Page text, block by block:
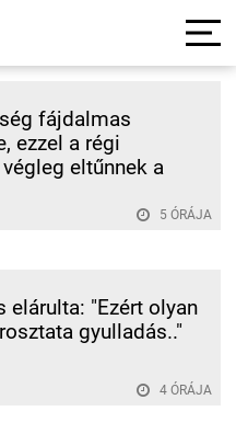
fájdalmas
ezzel a régi
eltűnnek a
5 ÓRÁJA
elárulta: "Ezért olyan
gyulladás.."
4 ÓRÁJA